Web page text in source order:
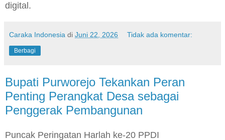
digital.
Caraka Indonesia di Juni 22, 2026 Tidak ada komentar:
Berbagi
Bupati Purworejo Tekankan Peran
Penting Perangkat Desa sebagai
Penggerak Pembangunan
Puncak Peringatan Harlah ke-20 PPDI